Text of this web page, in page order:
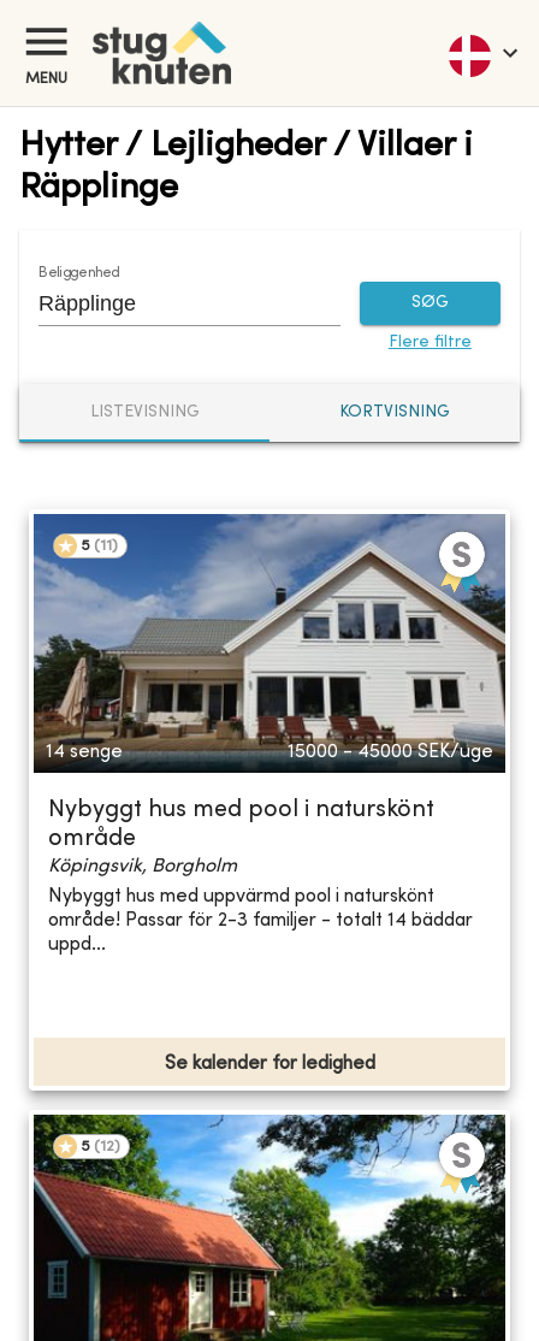
MENU
Hytter / Lejligheder / Villaer i
Räpplinge
Beliggenhed
SØG
Flere filtre
LISTEVISNING KORTVISNING
5 (11 )
14 senge 15000 - 45000 SEK/uge
Nybyggt hus med pool i naturskönt
område
Köpingsvik, Borgholm
Nybyggt hus med uppvärmd pool i naturskönt
område! Passar för 2-3 familjer - totalt 14 bäddar
uppd...
Se kalender for ledighed
5 (12)